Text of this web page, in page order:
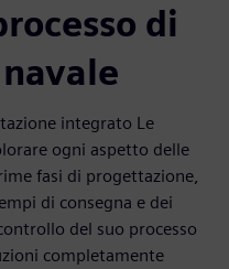
di
integrato Le
ogni aspetto delle
fasi di progettazione,
di consegna e dei
del suo processo
completamente